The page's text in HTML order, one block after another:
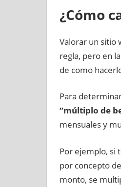
¿Cómo
Valorar un sitio
regla, pero en
de como
Para
“múltiplo de
mensuales y
Por ejemplo, si
por concepto
monto, se